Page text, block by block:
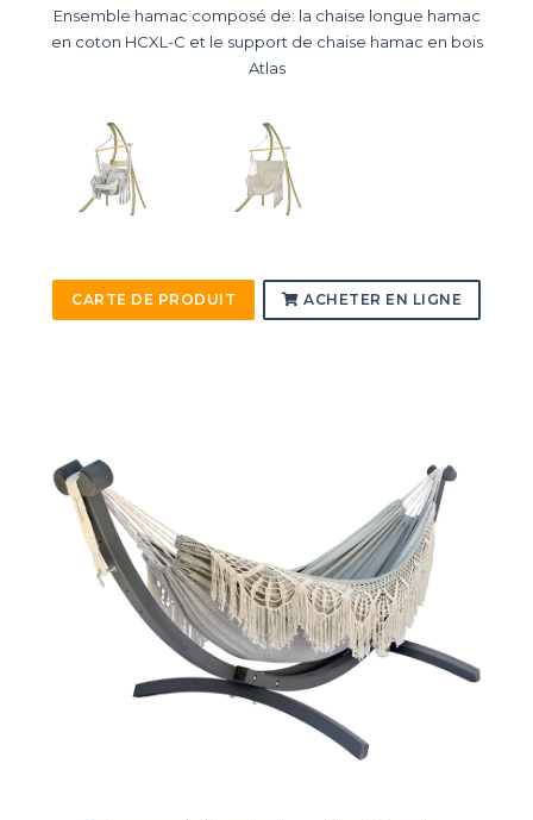
Ensemble hamac composé de: la chaise longue hamac
en coton HCXL-C et le support de chaise hamac en bois
Atlas
CARTE DE PRODUIT ACHETER EN LIGNE